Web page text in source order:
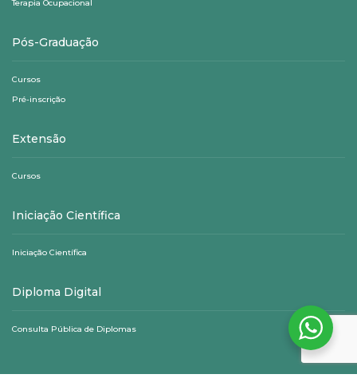
Terapia Ocupacional
Pós-Graduação
Cursos
Pré-inscrição
Extensão
Cursos
Iniciação Científica
Iniciação Científica
Diploma Digital
Consulta Pública de Diplomas